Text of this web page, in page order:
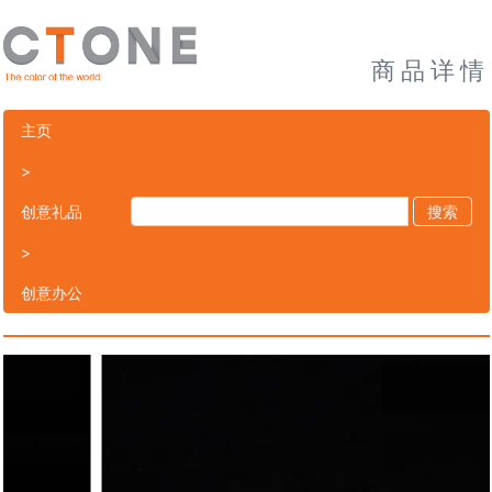
商品详情
主页
>
创意礼品
>
创意办公
搜索